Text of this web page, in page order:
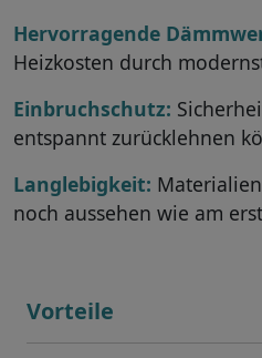
Hervorragende
Heizkosten durch
Einbruchschutz:
entspannt zurücklehnen
Langlebigkeit:
noch aussehen wie am
Vorteile